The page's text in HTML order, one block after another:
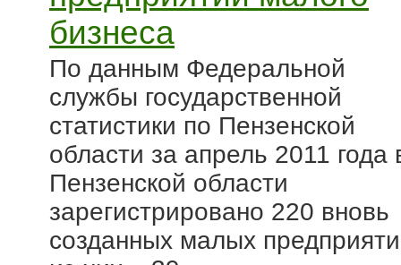
бизнеса
По данным Федеральной
службы государственной
статистики по Пензенской
области за апрель 2011 года
Пензенской области
зарегистрировано 220 вновь
созданных малых